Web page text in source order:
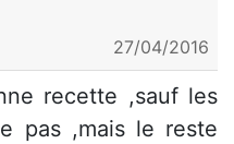
27/04/2016
recette ,sauf les
pas ,mais le reste